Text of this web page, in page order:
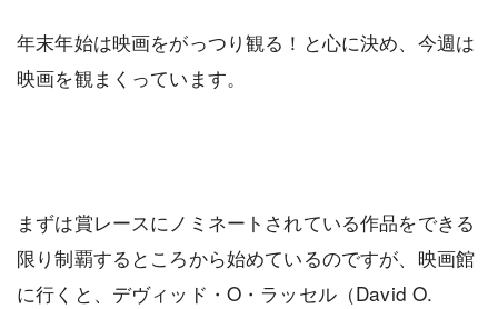
年末年始は映画をがっつり観る！と心に決め、今週は
映画を観まくっています。
まずは賞レースにノミネートされている作品をできる
限り制覇するところから始めているのですが、映画館
に行くと、デヴィッド・O・ラッセル（David O.